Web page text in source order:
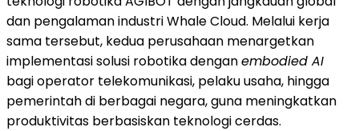
dan pengalaman industri Whale Cloud. Melalui kerja
sama tersebut, kedua perusahaan menargetkan
implementasi solusi robotika denganembodied AI
bagi operator telekomunikasi, pelaku usaha, hingga
pemerintah di berbagai negara, guna meningkatkan
produktivitas berbasiskan teknologi cerdas.